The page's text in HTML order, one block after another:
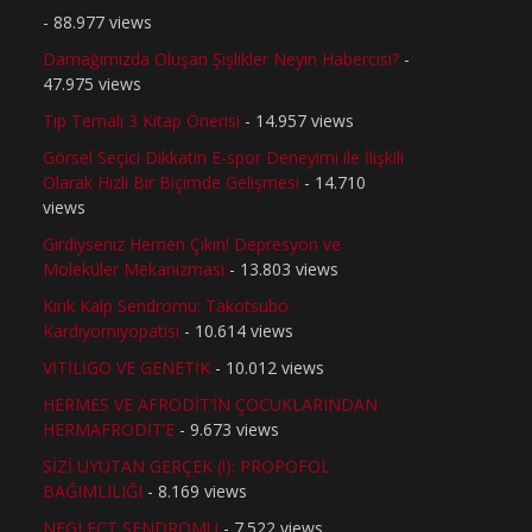
- 88.977 views
Damağımızda Oluşan Şişlikler Neyin Habercisi? -
47.975 views
Tıp Temalı 3 Kitap Önerisi - 14.957 views
Görsel Seçici Dikkatin E-spor Deneyimi ile İlişkili
Olarak Hızlı Bir Biçimde Gelişmesi - 14.710
views
Girdiyseniz Hemen Çıkın! Depresyon ve
Moleküler Mekanizması - 13.803 views
Kırık Kalp Sendromu: Takotsubo
Kardiyomiyopatisi - 10.614 views
VİTİLİGO VE GENETİK - 10.012 views
HERMES VE AFRODİT’İN ÇOCUKLARINDAN
HERMAFRODİT’E - 9.673 views
SİZİ UYUTAN GERÇEK (!): PROPOFOL
BAĞIMLILIĞI - 8.169 views